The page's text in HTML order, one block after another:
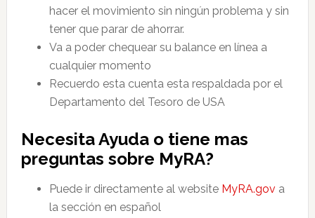
hacer el movimiento sin ningún problema y sin
tener que parar de ahorrar.
Va a poder chequear su balance en línea a
cualquier momento
Recuerdo esta cuenta esta respaldada por el
Departamento del Tesoro de USA
Necesita Ayuda o tiene mas
preguntas sobre MyRA?
Puede ir directamente al website MyRA.gov a
la sección en español